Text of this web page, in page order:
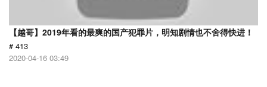
【越哥】2019年看的最爽的国产犯罪片，明知剧情也不舍得快进！
# 413
2020-04-16 03:49